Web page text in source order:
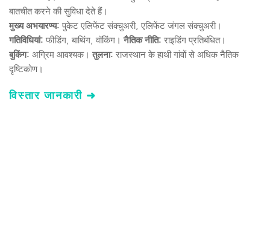
बातचीत करने की सुविधा देते हैं।
मुख्य अभयारण्य: पुकेट एलिफेंट संक्चुअरी, एलिफेंट जंगल संक्चुअरी।
गतिविधियां: फीडिंग, बाथिंग, वॉकिंग। नैतिक नीति: राइडिंग प्रतिबंधित।
बुकिंग: अग्रिम आवश्यक। तुलना: राजस्थान के हाथी गांवों से अधिक नैतिक
दृष्टिकोण।
विस्तार जानकारी ➜